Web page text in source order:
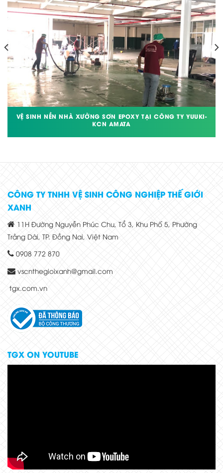
VỆ SINH NỀN NHÀ XƯỞNG SƠN EPOXY TẠI CÔNG TY YUUKI-
KCN AMATA
CÔNG TY TNHH VỆ SINH CÔNG NGHIỆP THẾ GIỚI
XANH
11H Đường Nguyễn Phúc Chu, Tổ 3, Khu Phố 5, Phường
Trảng Dài, TP. Đồng Nai, Việt Nam
0908 772 870
vscnthegioixanh@gmail.com
tgx.com.vn
TGX ON YOUTUBE